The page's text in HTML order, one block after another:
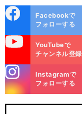
ok
Facebookで
フォローする
YouTubeで
チャンネル登録
m
Instagramで
フォローする